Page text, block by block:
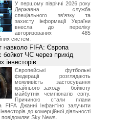
У першому півріччі 2026 року
Державна служба
спеціального зв'язку та
захисту інформації України
внесла до переліку
авторизованих 485
систем.
навколо FIFA: Європа
бойкот ЧС через прихід
інвесторів
Європейські футбольні
федерації розглядають
можливість застосування
крайнього заходу - бойкоту
майбутніх чемпіонатів світу.
Причиною стали плани
FIFA Джанні Інфантіно залучити
до комерційної діяльності
повідомляє Sky News.